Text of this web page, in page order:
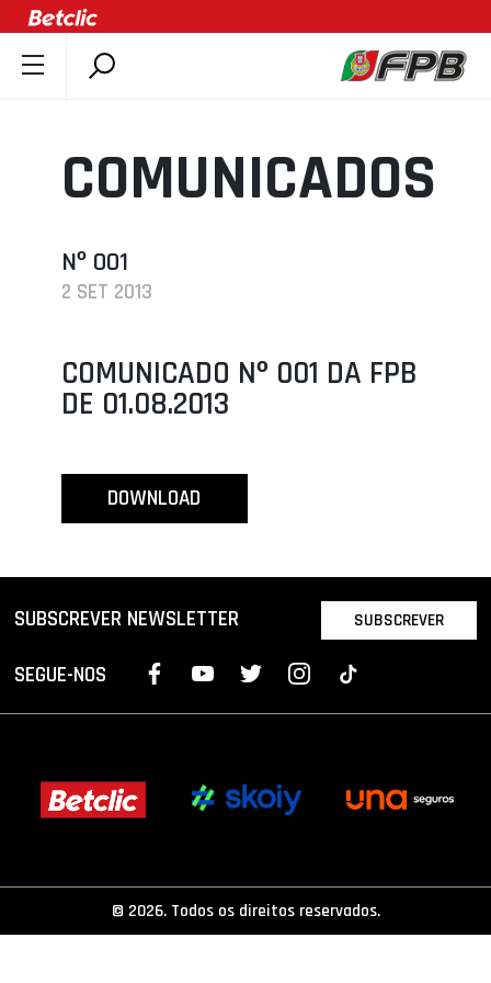
DOCUMENTOS
ÚLTIMAS
ASSOCIAÇÕES
CLUBES
AGENDA
SELEÇÕES
ÁREA TÉCNICA
PROJETOS
LIGA BETCLIC FEMININA
COMUNICADOS
Nº 001
2 SET 2013
COMUNICADO Nº 001 DA FPB
DE 01.08.2013
DOWNLOAD
SUBSCREVER NEWSLETTER SUBSCREVER
SEGUE-NOS
© 2026. Todos os direitos reservados.